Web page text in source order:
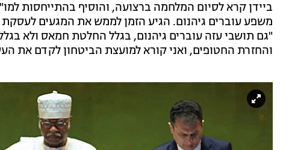
ביידן קרא לסיום המלחמה ברצועה, והוסיף בהתייחסות
משפע עוברים גיהנום. הגיע הזמן לממש את המגעים
"גם תושבי עזה עוברים גיהנום, בגלל החלטת חמאס ולא
והחזרת החטופים, ואני קורא למועצת הביטחון לקדם את